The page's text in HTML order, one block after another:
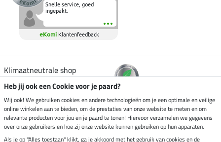
Snelle service, goed
ingepakt.
eKomi Klantenfeedback
Klimaatneutrale shop
Verzending per
Veilig betalen met
Heb jij ook een Cookie voor je paard?
Wij ook! We gebruiken cookies en andere technologieën om je een optimale en veilige
online winkelen aan te bieden, om de prestaties van onze website te meten en om
relevante producten voor jou en je paard te tonen! Hiervoor verzamelen we gegevens
over onze gebruikers en hoe zij onze website kunnen gebruiken op hun apparaten.
Als je op "Alles toestaan" klikt, ga je akkoord met het gebruik van cookies en de